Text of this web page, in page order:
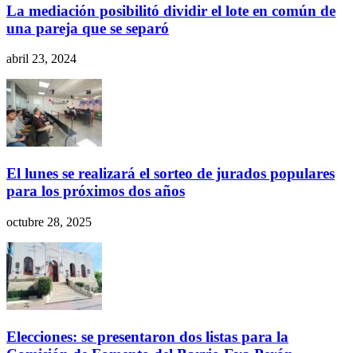
La mediación posibilitó dividir el lote en común de
una pareja que se separó
abril 23, 2024
El lunes se realizará el sorteo de jurados populares
para los próximos dos años
octubre 28, 2025
Elecciones: se presentaron dos listas para la